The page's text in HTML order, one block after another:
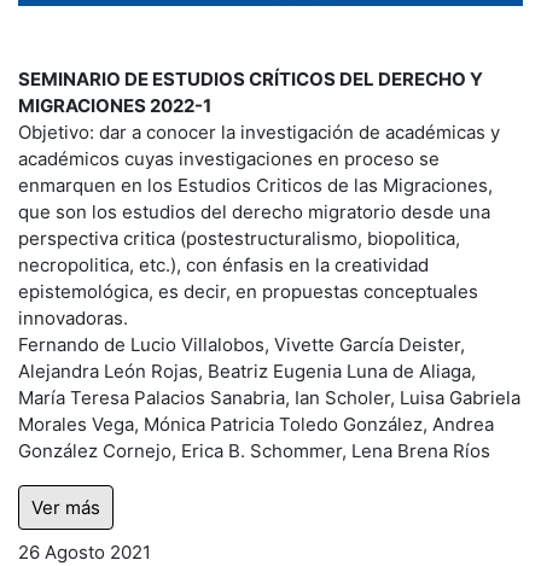
SEMINARIO DE ESTUDIOS CRÍTICOS DEL DERECHO Y
MIGRACIONES 2022-1
Objetivo: dar a conocer la investigación de académicas y
académicos cuyas investigaciones en proceso se
enmarquen en los Estudios Criticos de las Migraciones,
que son los estudios del derecho migratorio desde una
perspectiva critica (postestructuralismo, biopolitica,
necropolitica, etc.), con énfasis en la creatividad
epistemológica, es decir, en propuestas conceptuales
innovadoras.
Fernando de Lucio Villalobos, Vivette García Deister,
Alejandra León Rojas, Beatriz Eugenia Luna de Aliaga,
María Teresa Palacios Sanabria, Ian Scholer, Luisa Gabriela
Morales Vega, Mónica Patricia Toledo González, Andrea
González Cornejo, Erica B. Schommer, Lena Brena Ríos
Ver más
26 Agosto 2021